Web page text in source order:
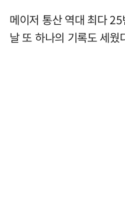
메이저 통산 역대 최다
날 또 하나의 기록도 세웠